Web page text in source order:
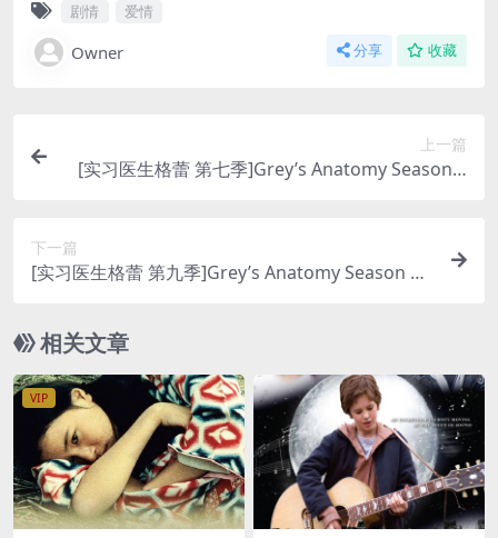
剧情 爱情
Owner 分享 收藏
上一篇
[实习医生格蕾 第七季]Grey’s Anatomy Season 7
下一篇
[实习医生格蕾 第九季]Grey’s Anatomy Season 9
[网盘在线播放/下载][MP4/67GB][奈飞官方中字]
相关文章
VIP